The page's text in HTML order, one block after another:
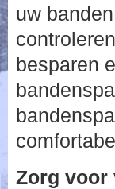
uw
besparen
Zorg voor